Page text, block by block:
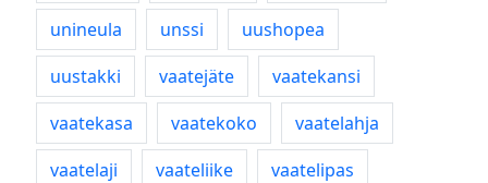
unineula
unssi
uushopea
uustakki
vaatejäte
vaatekansi
vaatekasa
vaatekoko
vaatelahja
vaatelaji
vaateliike
vaatelipas